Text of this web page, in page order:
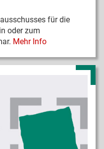
für die
oder zum
Mehr Info